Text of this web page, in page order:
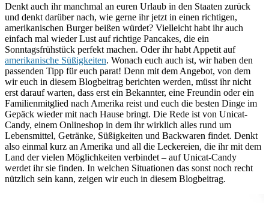
Denkt auch ihr manchmal an euren Urlaub in den Staaten zurück
und denkt darüber nach, wie gerne ihr jetzt in einen richtigen,
amerikanischen Burger beißen würdet? Vielleicht habt ihr auch
einfach mal wieder Lust auf richtige Pancakes, die ein
Sonntagsfrühstück perfekt machen. Oder ihr habt Appetit auf
amerikanische Süßigkeiten. Wonach euch auch ist, wir haben den
passenden Tipp für euch parat! Denn mit dem Angebot, von dem
wir euch in diesem Blogbeitrag berichten werden, müsst ihr nicht
erst darauf warten, dass erst ein Bekannter, eine Freundin oder ein
Familienmitglied nach Amerika reist und euch die besten Dinge im
Gepäck wieder mit nach Hause bringt. Die Rede ist von Unicat-
Candy, einem Onlineshop in dem ihr wirklich alles rund um
Lebensmittel, Getränke, Süßigkeiten und Backwaren findet. Denkt
also einmal kurz an Amerika und all die Leckereien, die ihr mit dem
Land der vielen Möglichkeiten verbindet – auf Unicat-Candy
werdet ihr sie finden. In welchen Situationen das sonst noch recht
nützlich sein kann, zeigen wir euch in diesem Blogbeitrag.